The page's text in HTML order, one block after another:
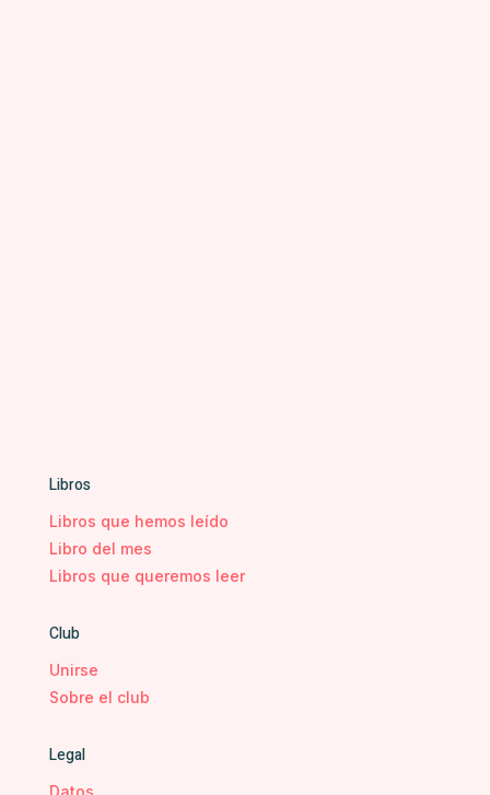
Libros
Libros que hemos leído
Libro del mes
Libros que queremos leer
Club
Unirse
Sobre el club
Legal
Datos